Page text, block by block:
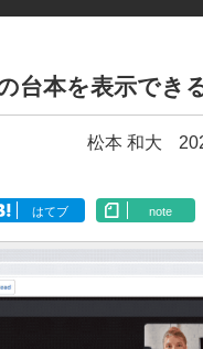
台本を表示でき
松本 和大
はてブ note